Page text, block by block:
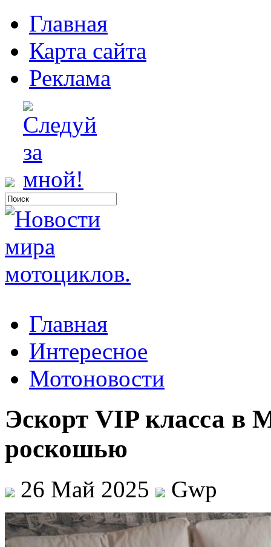
Главная
Карта сайта
Реклама
Главная
Интересное
Мотоновости
Эскорт VIP класса в
роскошью
26 Май 2025 Gwp